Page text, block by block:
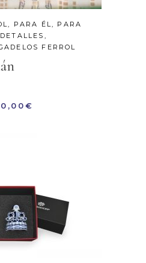
, PARA ÉL, PARA
,
FERROL
€